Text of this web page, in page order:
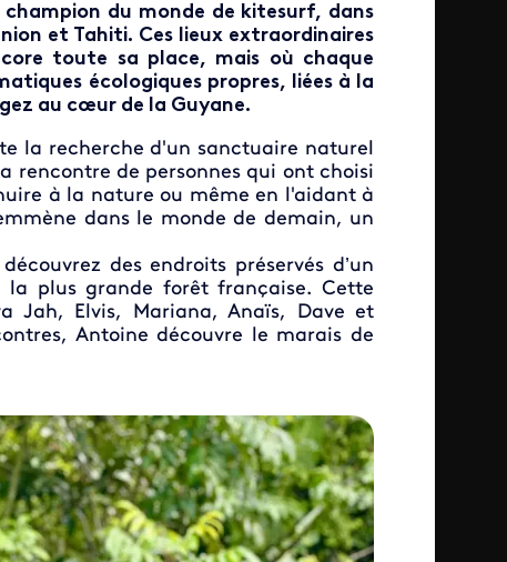
du monde de kitesurf, dans
et Tahiti. Ces lieux extraordinaires
toute sa place, mais où chaque
écologiques propres, liées à la
au cœur de la Guyane.
la recherche d'un sanctuaire naturel
rencontre de personnes qui ont choisi
à la nature ou même en l'aidant à
dans le monde de demain, un
des endroits préservés d’un
plus grande forêt française. Cette
Jah, Elvis, Mariana, Anaïs, Dave et
Antoine découvre le marais de